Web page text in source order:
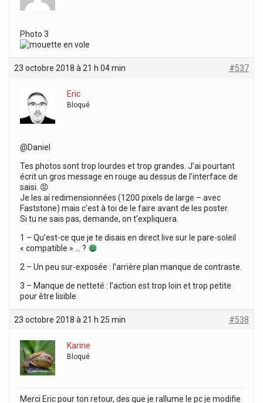
Photo 3
23 octobre 2018 à 21 h 04 min #537
Eric
Bloqué
@Daniel
Tes photos sont trop lourdes et trop grandes. J’ai pourtant
écrit un gros message en rouge au dessus de l’interface de
saisi. 😡
Je les ai redimensionnées (1200 pixels de large – avec
Faststone) mais c’est à toi de le faire avant de les poster.
Si tu ne sais pas, demande, on t’expliquera.
1 – Qu’est-ce que je te disais en direct live sur le pare-soleil
« compatible » … ?
2 – Un peu sur-exposée : l’arrière plan manque de contraste.
3 – Manque de netteté : l’action est trop loin et trop petite
pour être lisible.
23 octobre 2018 à 21 h 25 min #538
Karine
Bloqué
Merci Eric pour ton retour, des que je rallume le pc je modifie